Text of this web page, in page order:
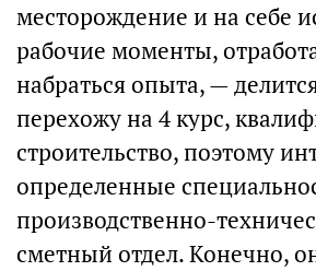
месторождение и на себе
рабочие моменты,
набраться опыта, —
перехожу на 4 курс,
строительство, поэтому
определенные
производственно-
сметный отдел. Конечно,